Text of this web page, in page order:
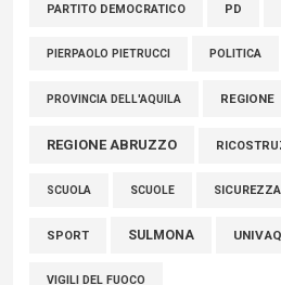
PARTITO DEMOCRATICO PD
PIERPAOLO PIETRUCCI POLITICA
PROVINCIA DELL'AQUILA REGIONE
REGIONE ABRUZZO
SCUOLA SCUOLE SICUREZZA
SPORT SULMONA UNIVAQ
VIGILI DEL FUOCO